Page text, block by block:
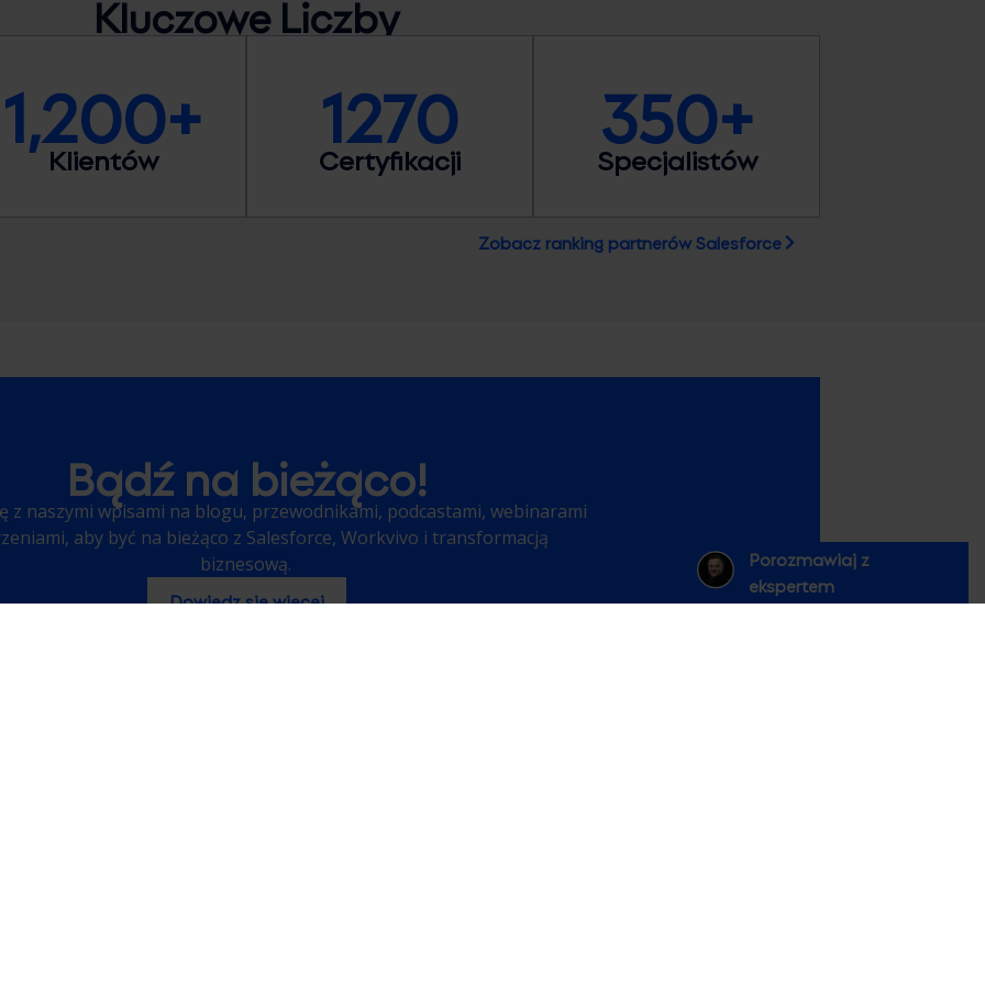
KluczoweLiczby
1,200+
Klientów 1270
Certyfikacji 350+
Specjalistów
Zobacz ranking partnerów Salesforce
Bądź na bieżąco!
z naszymi wpisami na blogu, przewodnikami, podcastami, webinarami
aby być na bieżąco z Salesforce, Workvivo i transformacją
biznesową.
Dowiedz się więcej
Porozmawiaj z
ekspertem